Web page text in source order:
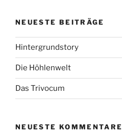
NEUESTE BEITRÄGE
Hintergrundstory
Die Höhlenwelt
Das Trivocum
NEUESTE KOMMENTARE